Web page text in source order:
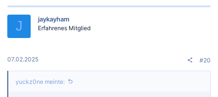
k
:
J jaykayham
Erfahrenes Mitglied
07.02.2025 #20
yuckz0ne meinte: